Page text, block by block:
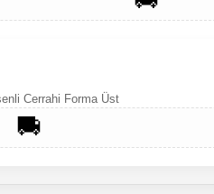
Cerrahi Forma Üst